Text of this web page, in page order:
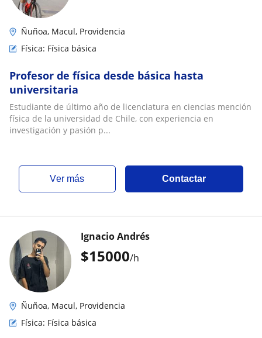
Ñuñoa, Macul, Providencia
Física: Física básica
Profesor de física desde básica hasta
universitaria
Estudiante de último año de licenciatura en ciencias mención
física de la universidad de Chile, con experiencia en
investigación y pasión p...
ver más Contactar
$15000/h
Ignacio Andrés
Ñuñoa, Macul, Providencia
Física: Física básica